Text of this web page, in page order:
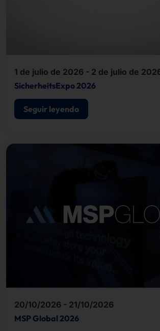
1 de julio de 2026 - 2 de julio de
SicherheitsExpo 2026
Seguir leyendo
20/10/2026 - 21/10/2026
MSP Global 2026